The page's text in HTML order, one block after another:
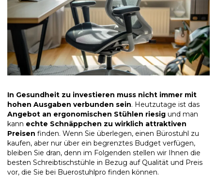
In Gesundheit zu investieren muss nicht immer mit
hohen Ausgaben verbunden sein. Heutzutage ist das
Angebot an ergonomischen Stühlen riesig und man
kann echte Schnäppchen zu wirklich attraktiven
Preisen finden. Wenn Sie überlegen, einen Bürostuhl zu
kaufen, aber nur über ein begrenztes Budget verfügen,
bleiben Sie dran, denn im Folgenden stellen wir Ihnen die
besten Schreibtischstühle in Bezug auf Qualität und Preis
vor, die Sie bei Buerostuhlpro finden können.